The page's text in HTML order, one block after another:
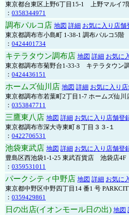
東京都台東区上野6丁目15-1 上野マルイ7
： 0358344971
調布パルコ店 地図 詳細 お気に入り店舗
東京都調布市小島町 1-38-1 調布パルコ5階
： 0424401734
キテラタウン調布店 地図 詳細 お気に
東京都調布市菊野台1-33-3 キテラタウン
： 0424436151
ホームズ仙川店 地図 詳細 お気に入り
東京都調布市若葉町2丁目1-7 ホームズ仙川
： 0353847711
三鷹東八店 地図 詳細 お気に入り店舗登
東京都調布市深大寺東町８丁目３３-１
： 0422706531
池袋東武店 地図 詳細 お気に入り店舗登
豊島区西池袋1-1-25 東武百貨店 池袋店
： 0359531011
パークシティ中野店 地図 詳細 お気に
東京都中野区中野四丁目14 番1 号
： 0359429861
日の出店(イオンモール日の出) 地図